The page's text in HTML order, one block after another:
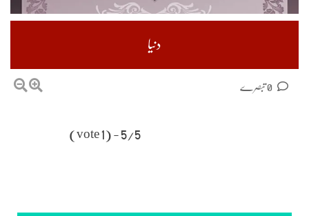
دنیا
5/5 - (1 vote)